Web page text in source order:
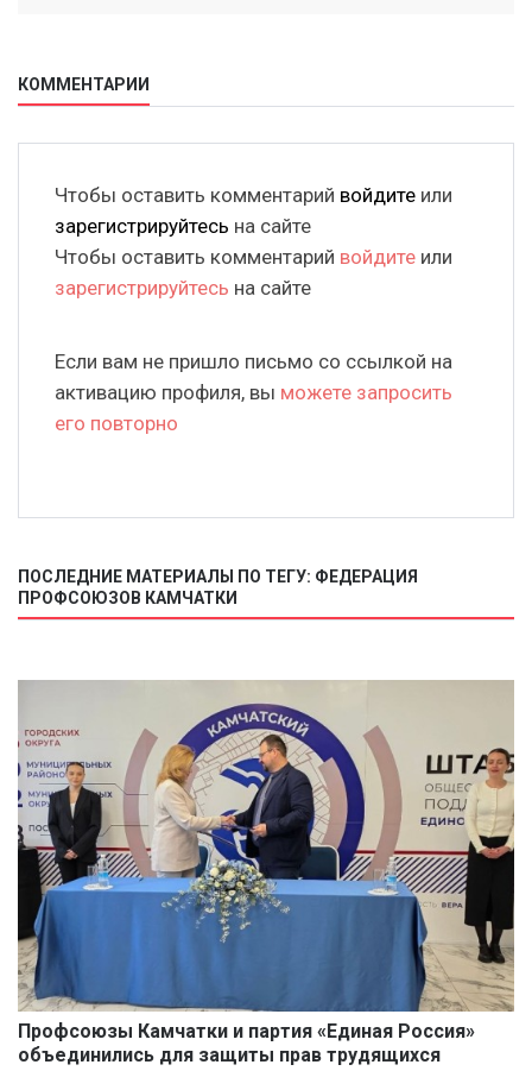
КОММЕНТАРИИ
Чтобы оставить комментарий войдите или
зарегистрируйтесь на сайте
Чтобы оставить комментарий войдите или
зарегистрируйтесь на сайте
Если вам не пришло письмо со ссылкой на
активацию профиля, вы можете запросить
его повторно
ПОСЛЕДНИЕ МАТЕРИАЛЫ ПО ТЕГУ: ФЕДЕРАЦИЯ
ПРОФСОЮЗОВ КАМЧАТКИ
Профсоюзы Камчатки и партия «Единая Россия»
объединились для защиты прав трудящихся